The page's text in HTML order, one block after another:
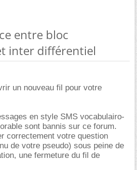
entre bloc
inter différentiel
un nouveau fil pour votre
en style SMS vocabulairo-
sont bannis sur ce forum.
correctement votre question
de votre pseudo) sous peine de
une fermeture du fil de